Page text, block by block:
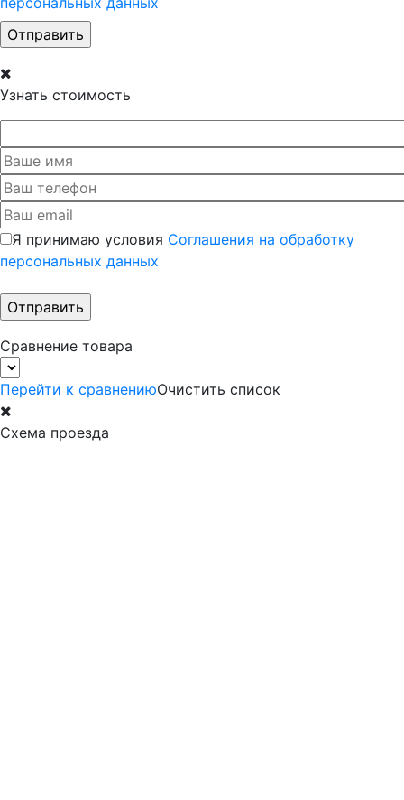
Узнать стоимость
Я принимаю условия Соглашения на обработку
персональных данных
Сравнение товара
Перейти к сравнениюОчистить список
Схема проезда